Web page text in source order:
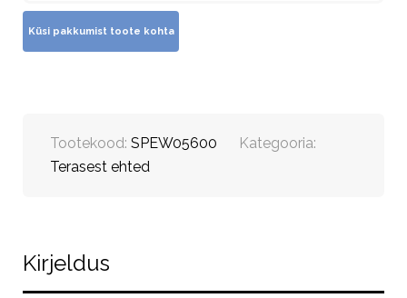
Tootekood: SPEW05600
Kategooria:
Terasest ehted
Kirjeldus